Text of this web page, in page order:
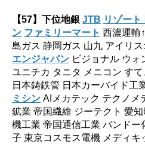
【57】 下位地銀 JTB リゾート
ン ファミリーマート 西濃運輸
島ガス 静岡ガス 山九 アイリ
エンジャパン ビジョナル ウォ
ユニチカ タニタ メニコン す
日本鋳鉄管 日本カーバイド工
ミシン AIメカテック テクノメ
鉱業 帝国繊維 ジーテクト 愛
機工業 帝国通信工業 バンドー
子 東京コスモス電機 メディ